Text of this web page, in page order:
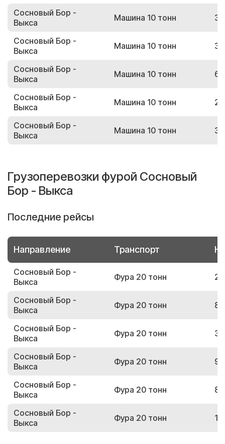
Сосновый Бор -
Выкса
Машина 10 тонн
Сосновый Бор -
Выкса
Машина 10 тонн
Сосновый Бор -
Выкса
Машина 10 тонн
Сосновый Бор -
Выкса
Машина 10 тонн
Сосновый Бор -
Выкса
Машина 10 тонн
Грузоперевозки фурой Сосновый
Бор - Выкса
Последние рейсы
Направление Транспорт
Сосновый Бор -
Выкса
Фура 20 тонн
Сосновый Бор -
Выкса
Фура 20 тонн
Сосновый Бор -
Выкса
Фура 20 тонн
Сосновый Бор -
Выкса
Фура 20 тонн
Сосновый Бор -
Выкса
Фура 20 тонн
Сосновый Бор -
Выкса
Фура 20 тонн